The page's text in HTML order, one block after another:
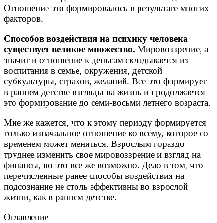
Отношение это формировалось в результате многих
факторов.
Cпособов воздействия на психику человека
существует великое множество. Мировоззрение, а
значит и отношение к деньгам складывается из
воспитания в семье, окружения, детской
субкультуры, страхов, желаний. Все это формирует
в раннем детстве взгляды на жизнь и продолжается
это формирование до семи-восьми летнего возраста.
Мне же кажется, что к этому периоду формируется
только изначальное отношение ко всему, которое со
временем может меняться. Взрослым гораздо
труднее изменить свое мировоззрение и взгляд на
финансы, но это все же возможно. Дело в том, что
перечисленные ранее способы воздействия на
подсознание не столь эффективны во взрослой
жизни, как в раннем детстве.
Оглавление